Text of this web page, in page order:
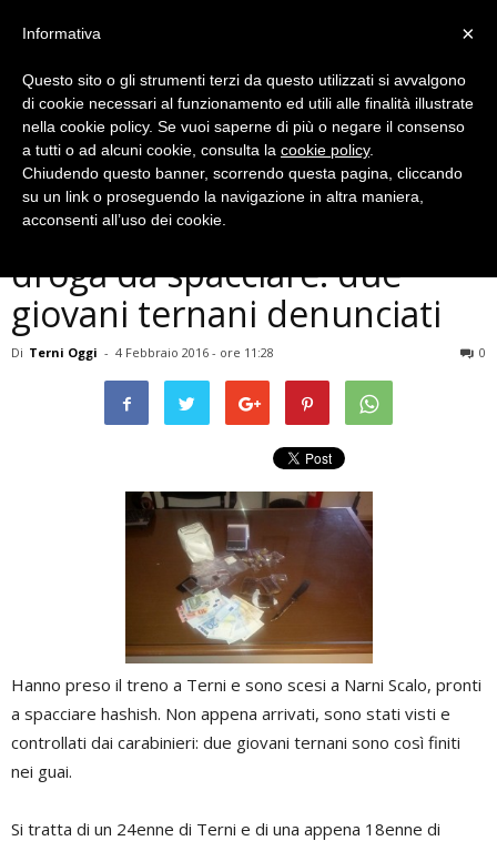
Cronaca
Narni Scalo, trovati con
droga da spacciare: due
giovani ternani denunciati
Di Terni Oggi - 4 Febbraio 2016 - ore 11:28 0
Hanno preso il treno a Terni e sono scesi a Narni Scalo, pronti
a spacciare hashish. Non appena arrivati, sono stati visti e
controllati dai carabinieri: due giovani ternani sono così finiti
nei guai.
Si tratta di un 24enne di Terni e di una appena 18enne di
×
Informativa
Questo sito o gli strumenti terzi da questo utilizzati si avvalgono
di cookie necessari al funzionamento ed utili alle finalità illustrate
nella cookie policy. Se vuoi saperne di più o negare il consenso
a tutti o ad alcuni cookie, consulta la cookie policy.
Chiudendo questo banner, scorrendo questa pagina, cliccando
su un link o proseguendo la navigazione in altra maniera,
acconsenti all’uso dei cookie.